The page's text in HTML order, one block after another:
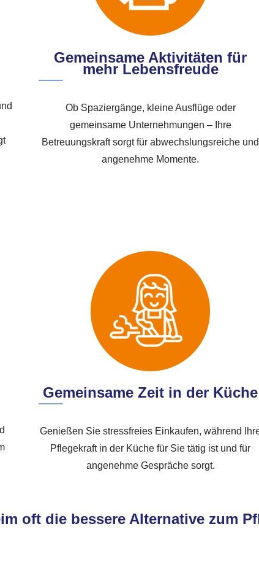
Gemeinsame Aktivitäten für
mehr Lebensfreude
Ob Spaziergänge, kleine Ausflüge oder
gemeinsame Unternehmungen – Ihre
Betreuungskraft sorgt für abwechslungsreiche und
angenehme Momente.
Gemeinsame Zeit in der Küche
Genießen Sie stressfreies Einkaufen, während
Pflegekraft in der Küche für Sie tätig ist und für
angenehme Gespräche sorgt.
oft die bessere Alternative zum